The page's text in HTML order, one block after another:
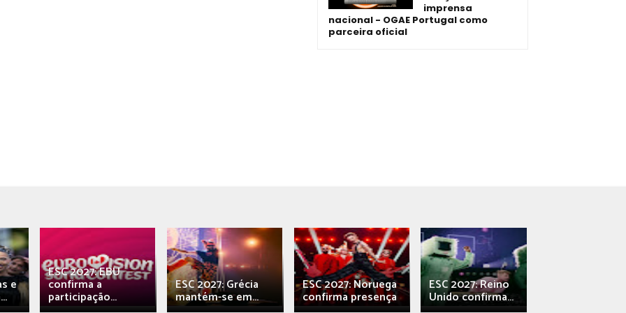
imprensa
nacional - OGAE Portugal como
parceira oficial
e
ESC 2027: EBU
confirma a
participação...
ESC 2027: Grécia
mantém-se em...
ESC 2027: Noruega
confirma presença
ESC 2027: Reino
Unido confirma...